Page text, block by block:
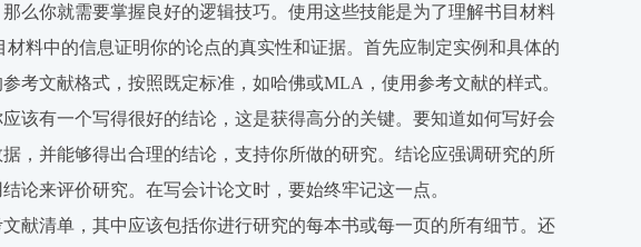
么你就需要掌握良好的逻辑技巧。使用这些技能是为了理解书目材料
料中的信息证明你的论点的真实性和证据。首先应制定实例和具体的
考文献格式，按照既定标准，如哈佛或MLA，使用参考文献的样式。
该有一个写得很好的结论，这是获得高分的关键。要知道如何写好会
，并能够得出合理的结论，支持你所做的研究。结论应强调研究的所
论来评价研究。在写会计论文时，要始终牢记这一点。
献清单，其中应该包括你进行研究的每本书或每一页的所有细节。还